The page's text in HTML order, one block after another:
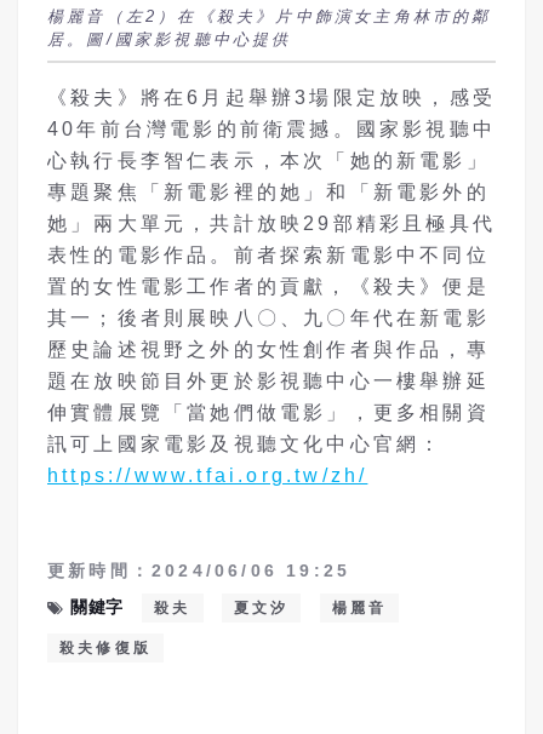
楊麗音（左2）在《殺夫》片中飾演女主角林市的鄰
居。圖/國家影視聽中心提供
《殺夫》將在6月起舉辦3場限定放映，感受
40年前台灣電影的前衛震撼。國家影視聽中
心執行長李智仁表示，本次「她的新電影」
專題聚焦「新電影裡的她」和「新電影外的
她」兩大單元，共計放映29部精彩且極具代
表性的電影作品。前者探索新電影中不同位
置的女性電影工作者的貢獻，《殺夫》便是
其一；後者則展映八〇、九〇年代在新電影
歷史論述視野之外的女性創作者與作品，專
題在放映節目外更於影視聽中心一樓舉辦延
伸實體展覽「當她們做電影」，更多相關資
訊可上國家電影及視聽文化中心官網：
https://www.tfai.org.tw/zh/
更新時間：2024/06/06 19:25
關鍵字
殺夫 夏文汐 楊麗音
殺夫修復版